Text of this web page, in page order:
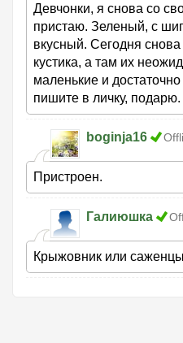
Девчонки, я снова со
пристаю. Зеленый, с
вкусный. Сегодня
кустика, а там их
маленькие и
пишите в личку, подарю.
boginja16
Пристроен.
Галиюшка
Крыжовник или